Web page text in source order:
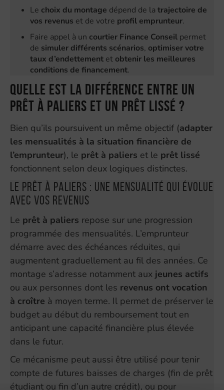
Le choix du montage dépend de la trajectoire de
vos revenus et de votre profil emprunteur.
Faire appel à un courtier Finance Conseil permet
de simuler différents scénarios, optimiser votre
taux d’endettement et obtenir les meilleures
conditions de financement.
Quelle est la différence entre un
prêt à paliers et un prêt lissé ?
Bien qu’ils poursuivent un même objectif (adapter
les mensualités à la situation financière de
l’emprunteur), le prêt à paliers et le prêt lissé
fonctionnent selon deux logiques distinctes.
Le prêt à paliers : une mensualité qui évolue
avec vos revenus
Le prêt à paliers repose sur une progression
programmée des mensualités. L’emprunteur
démarre avec des échéances réduites, qui
augmentent graduellement au fil des années. Ce
montage s’adresse notamment aux jeunes actifs
ou aux personnes dont les revenus ont vocation
à croître à moyen terme. Il permet de préserver le
budget au début du remboursement tout en
anticipant une capacité financière plus élevée
dans le futur.
Ce mécanisme peut aussi être utilisé pour tenir
compte de futures baisses de charges (fin de prêt
étudiant ou fin d’un autre crédit), ou pour